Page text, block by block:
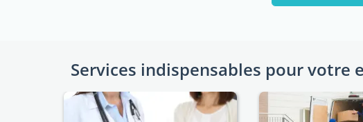
Services indispensables pour votre